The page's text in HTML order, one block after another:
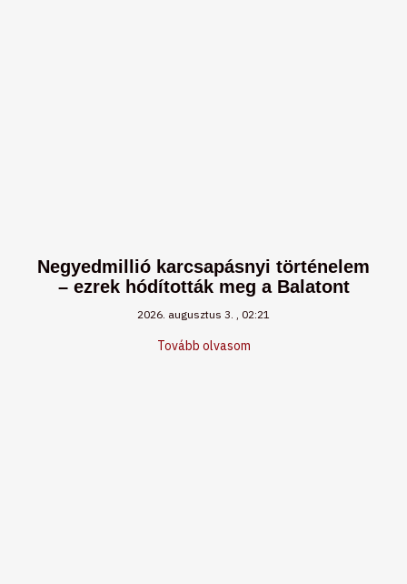
Negyedmillió karcsapásnyi történelem
– ezrek hódították meg a Balatont
2026. augusztus 3. 02:21
Tovább olvasom